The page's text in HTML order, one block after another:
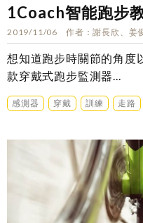
1Coach智能跑步
2019/11/06 作者 謝長欣、姜
想知道跑步時關節的角度
款穿戴式跑步監測器...
感測器 穿戴 訓練 走路